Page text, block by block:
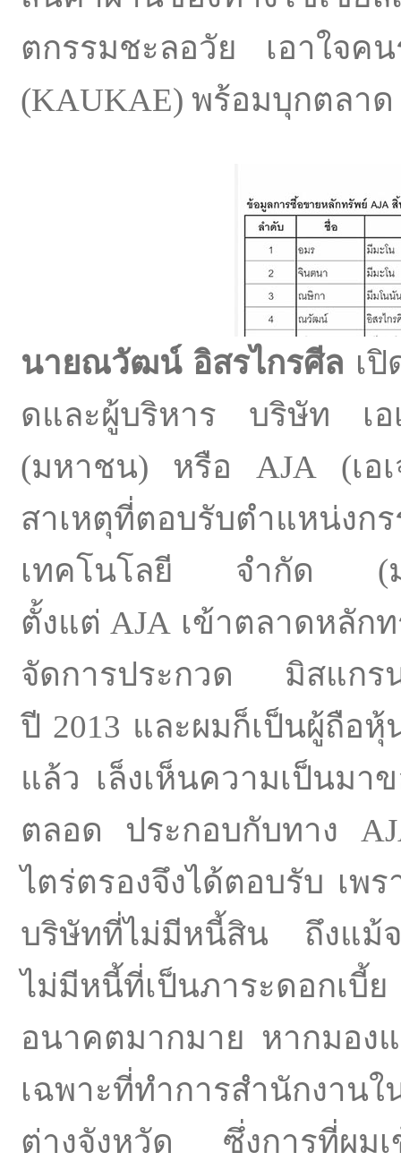
ตกรรมชะลอวัย เอาใจ
(KAUKAE) พร้อมบุกตลาด
นายณวัฒน์ อิสรไกรศีล เ
ดและผู้บริหาร บริษัท เ
(มหาชน) หรือ AJA (เอ
สาเหตุที่ตอบรับตำแหน่งก
เทคโนโลยี จำกัด (ม
ตั้งแต่ AJA เข้าตลาดหลัก
จัดการประกวด มิสแก
ปี 2013 และผมก็เป็นผู้ถือ
แล้ว เล็งเห็นความเป็นม
ตลอด ประกอบกับทาง
ไตร่ตรองจึงได้ตอบรับ เพ
บริษัทที่ไม่มีหนี้สิน ถึงแม้
ไม่มีหนี้ที่เป็นภาระดอกเบี้
อนาคตมากมาย หากมอง
เฉพาะที่ทำการสำนักงานใ
ต่างจังหวัด ซึ่งการที่ผมเ